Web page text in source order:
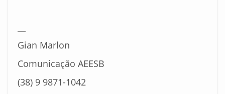
Gian Marlon
Comunicação AEESB
(38) 9 9871-1042